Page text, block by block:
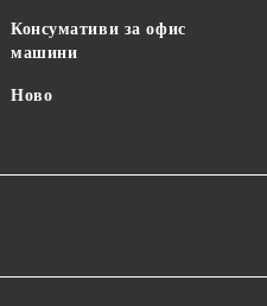
Консумативи за офис
машини
Ново